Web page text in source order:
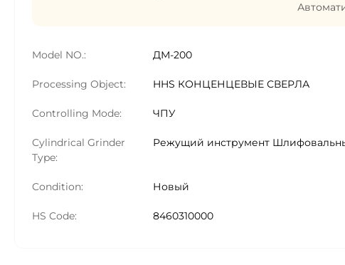
Model NO.: ДМ-200
Processing Object: HHS КОНЦЕНЦЕВЫЕ СВЕРЛА
Controlling Mode: ЧПУ
Cylindrical Grinder
Type:
Режущий инструмент
Condition: Новый
HS Code: 8460310000